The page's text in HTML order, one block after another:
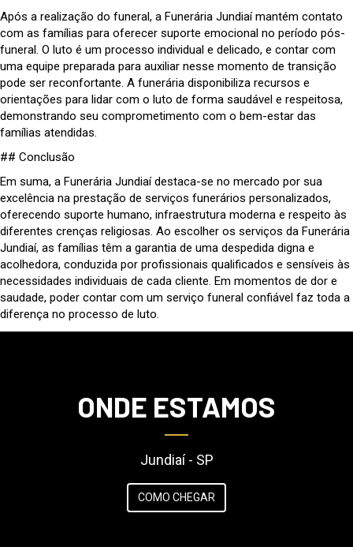
Após a realização do funeral, a Funerária Jundiaí mantém contato
com as famílias para oferecer suporte emocional no período pós-
funeral. O luto é um processo individual e delicado, e contar com
uma equipe preparada para auxiliar nesse momento de transição
pode ser reconfortante. A funerária disponibiliza recursos e
orientações para lidar com o luto de forma saudável e respeitosa,
demonstrando seu comprometimento com o bem-estar das
famílias atendidas.
## Conclusão
Em suma, a Funerária Jundiaí destaca-se no mercado por sua
excelência na prestação de serviços funerários personalizados,
oferecendo suporte humano, infraestrutura moderna e respeito às
diferentes crenças religiosas. Ao escolher os serviços da Funerária
Jundiaí, as famílias têm a garantia de uma despedida digna e
acolhedora, conduzida por profissionais qualificados e sensíveis às
necessidades individuais de cada cliente. Em momentos de dor e
saudade, poder contar com um serviço funeral confiável faz toda a
diferença no processo de luto.
ONDE ESTAMOS
Jundiaí - SP
COMO CHEGAR